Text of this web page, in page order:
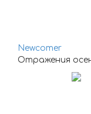
Newcomer
Отражения